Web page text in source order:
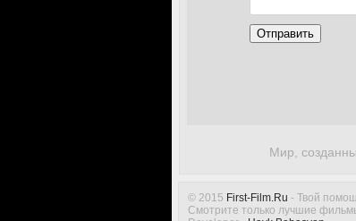
Мир,
Отправить
© 2015 First-Film.Ru - Твой
Смотрите только лучшие